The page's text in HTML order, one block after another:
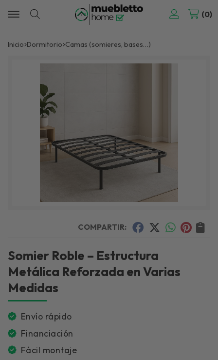
Buscar
0
Inicio dormitorio camas (somieres, bases…)
COMPARTIR:
Somier Roble – Estructura
Metálica Reforzada en Varias
Medidas
Envío rápido
Financiación
Fácil montaje